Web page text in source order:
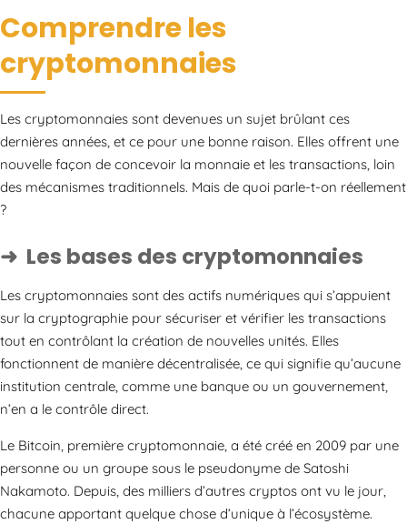
Comprendre les
cryptomonnaies
Les cryptomonnaies sont devenues un sujet brûlant ces
dernières années, et ce pour une bonne raison. Elles offrent une
nouvelle façon de concevoir la monnaie et les transactions, loin
des mécanismes traditionnels. Mais de quoi parle-t-on réellement
?
Les bases des cryptomonnaies
Les cryptomonnaies sont des actifs numériques qui s’appuient
sur la cryptographie pour sécuriser et vérifier les transactions
tout en contrôlant la création de nouvelles unités. Elles
fonctionnent de manière décentralisée, ce qui signifie qu’aucune
institution centrale, comme une banque ou un gouvernement,
n’en a le contrôle direct.
Le Bitcoin, première cryptomonnaie, a été créé en 2009 par une
personne ou un groupe sous le pseudonyme de Satoshi
Nakamoto. Depuis, des milliers d’autres cryptos ont vu le jour,
chacune apportant quelque chose d’unique à l’écosystème.